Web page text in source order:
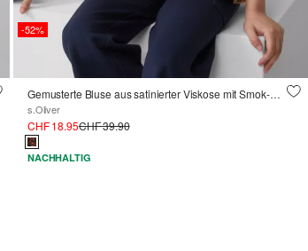
-52%
Gemusterte Bluse aus satinierter Viskose mit Smok-Detail
s.Oliver
CHF 18.95CHF 39.90
NACHHALTIG